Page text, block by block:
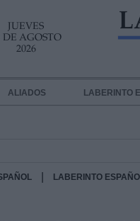
JUEVES
DE AGOSTO
2026
ALIADOS LABERINTO
LABERINTO
DATOS